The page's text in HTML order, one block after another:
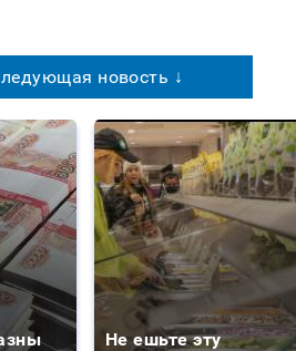
новость ↓
Не ешьте эту